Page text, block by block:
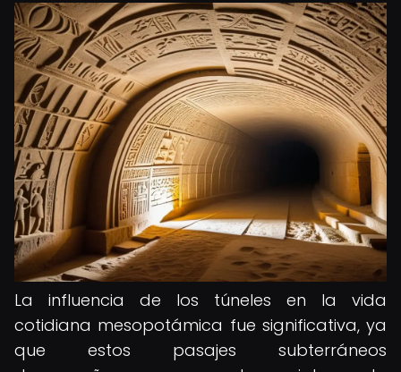
La influencia de los túneles en la vida
cotidiana mesopotámica fue significativa, ya
que estos pasajes subterráneos